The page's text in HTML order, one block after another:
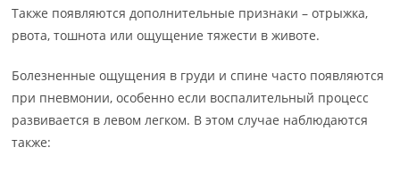
Также появляются дополнительные признаки – отрыжка,
рвота, тошнота или ощущение тяжести в животе.
Болезненные ощущения в груди и спине часто появляются
при пневмонии, особенно если воспалительный процесс
развивается в левом легком. В этом случае наблюдаются
также: